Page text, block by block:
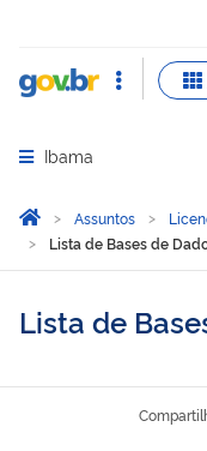
Abrir menu principal
Ibama
Você está aqui:
Página Inicial
Assuntos
Lista de Bases de
Lista de